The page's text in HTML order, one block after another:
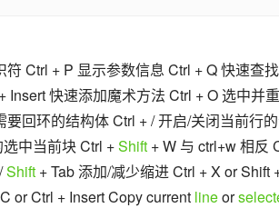
符 Ctrl + P 显示参数信息 Ctrl + Q 快速查
快速添加魔术方法 Ctrl + O 选中并
回环的结构体 Ctrl + / 开启/关闭当前行
中当前块 Ctrl + Shift + W 与 ctrl+w 相反
Shift + Tab 添加/减少缩进 Ctrl + X or Shift
or Ctrl + Insert Copy current line or